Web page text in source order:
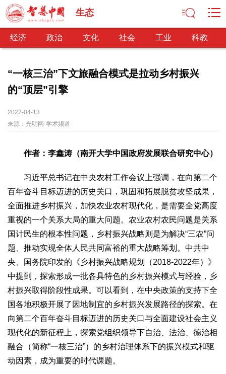
生态
经济 政治 文化 社会 工业 科教
经济
经济观察
经济转型
供给侧改革
深化改革 依法治国 民主政治
观察思考
网文推荐
文化
中华文化 核心价值 文化产业 文化事业
艺术百家
社会
社会治理 社会保障 城乡发展 民生建设
装备制造 制造2025 大国工匠
科教
科技观察 创新前沿 智慧教育 职业教育
三农
“一核三治”下文旅融合模式是拉动乡村振兴
的“顶层”引擎
2022-04-13
来源： 光明网-学术频道
作者：李鑫涛（南开大学中国政府发展联合研究中心）
习近平总书记在中央农村工作会议上强调，在向第二个
百年奋斗目标迈进的历史关口，巩固和拓展脱贫攻坚成果，
全面推进乡村振兴，加快农业农村现代化，是需要全党高度
重视的一个关系大局的重大问题。农业农村农民问题是关系
国计民生的根本性问题，乡村振兴战略则是为解决“三农”问
题、推动实现全体人民共同富裕的重大战略筹划。中共中
央、国务院印发的《乡村振兴战略规划（2018-2022年）》
中提到，探索形成一批各具特色的乡村振兴模式与经验，乡
村振兴取得阶段性成果。可以看到，在中央政策的支持下全
国各地积极开展了因地制宜的乡村振兴发展路径的探索。在
向第二个百年奋斗目标迈进的历史关口与全面建设社会主义
现代化的新征程上，探索党组织领导下自治、法治、德治相
融合（简称“一核三治”）的乡村治理体系下的振兴模式和驱
动因素，成为重要的时代课题。